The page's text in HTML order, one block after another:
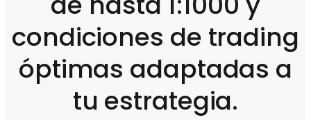
condiciones de trading
óptimas adaptadas a
tu estrategia.